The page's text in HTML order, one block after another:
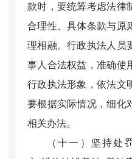
款时，要统筹考虑法律
合理性、具体条款与原
理相融。行政执法人员
事人合法权益，准确使
行政执法形象，依法文
要根据实际情况，细化
相关办法。
（十一）坚持处